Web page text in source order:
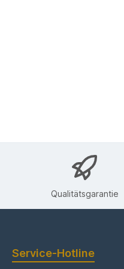
Qualitätsgarantie
Service-Hotline